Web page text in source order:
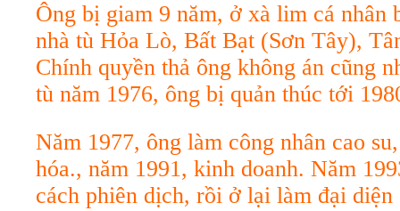
Ông bị giam 9 năm, ở xà lim cá nhân
nhà tù Hỏa Lò, Bất Bạt (Sơn Tây),
Chính quyền thả ông không án cũng
tù năm 1976, ông bị quản thúc tới
Năm 1977, ông làm công nhân cao
hóa., năm 1991, kinh doanh. Năm
cách phiên dịch, rồi ở lại làm đại diện